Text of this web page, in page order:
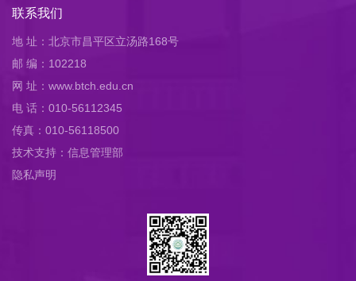
联系我们
地 址：北京市昌平区立汤路168号
邮 编：102218
网 址：www.btch.edu.cn
电 话：010-56112345
传真：010-56118500
技术支持：信息管理部
隐私声明